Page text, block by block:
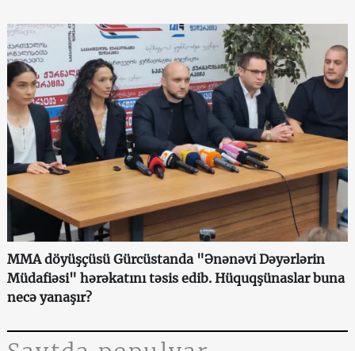
MMA döyüşçüsü Gürcüstanda "Ənənəvi Dəyərlərin
Müdafiəsi" hərəkatını təsis edib. Hüquqşünaslar buna
necə yanaşır?